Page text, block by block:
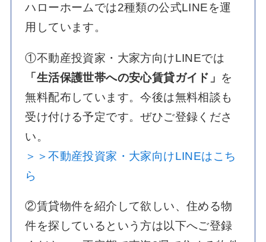
ハローホームでは2種類の公式LINEを運
用しています。
①不動産投資家・大家方向けLINEでは
「生活保護世帯への安心賃貸ガイド」 を
無料配布しています。今後は無料相談も
受け付ける予定です。ぜひご登録くださ
い。
＞＞不動産投資家・大家向けLINEはこち
ら
②賃貸物件を紹介して欲しい、住める物
件を探しているという方は以下へご登録